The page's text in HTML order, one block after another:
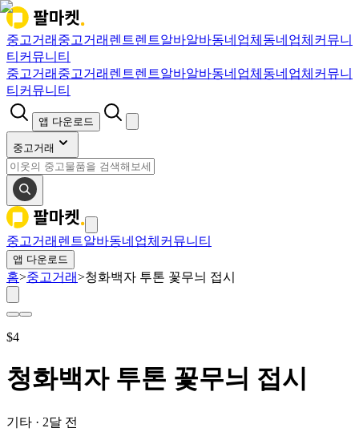
중고거래 중고거래 렌트렌트알바알바동네업체 동네업체 커뮤니
티 커뮤니티
중고거래 중고거래 렌트렌트알바알바동네업체 동네업체 커뮤니
티 커뮤니티
앱 다운로드
중고거래
중고거래 렌트알바동네업체 커뮤니티
앱 다운로드
홈>중고거래>청화백자 투톤 꽃무늬 접시
$4
청화백자 투톤 꽃무늬 접시
기타 · 2달 전